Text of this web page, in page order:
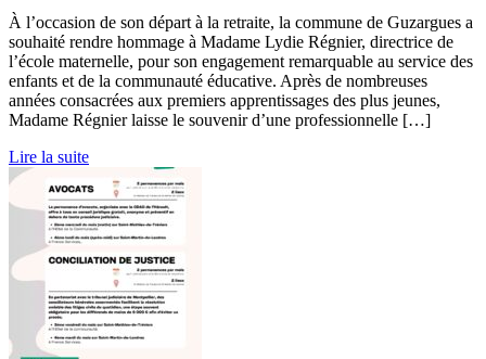
À l’occasion de son départ à la retraite, la commune de Guzargues a
souhaité rendre hommage à Madame Lydie Régnier, directrice de
l’école maternelle, pour son engagement remarquable au service des
enfants et de la communauté éducative. Après de nombreuses
années consacrées aux premiers apprentissages des plus jeunes,
Madame Régnier laisse le souvenir d’une professionnelle […]
Lire la suite